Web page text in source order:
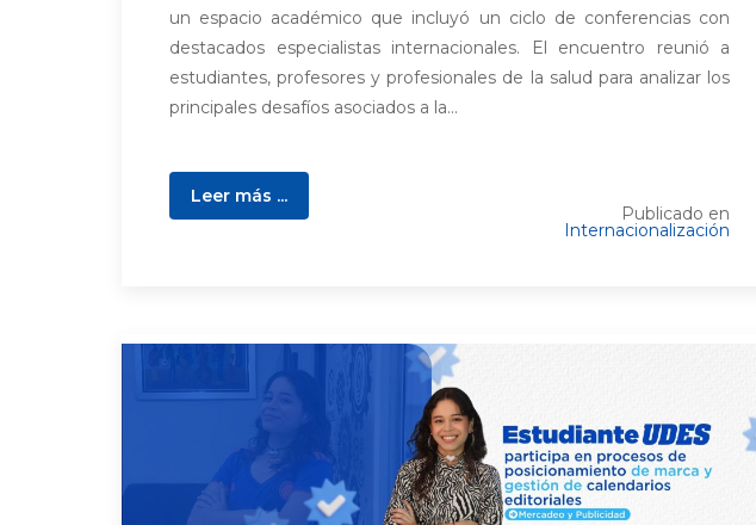
un espacio académico que incluyó un ciclo de conferencias con
destacados especialistas internacionales. El encuentro reunió a
estudiantes, profesores y profesionales de la salud para analizar los
principales desafíos asociados a la...
Leer más ...
Publicado en
Internacionalización